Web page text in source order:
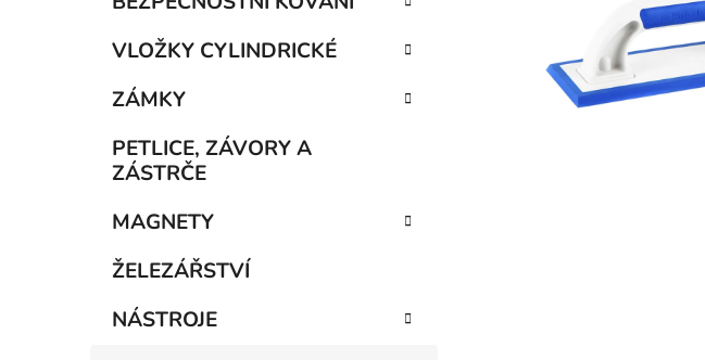
VLOŽKY CYLINDRICKÉ
ZÁMKY
PETLICE, ZÁVORY A
ZÁSTRČE
MAGNETY
ŽELEZÁŘSTVÍ
NÁSTROJE